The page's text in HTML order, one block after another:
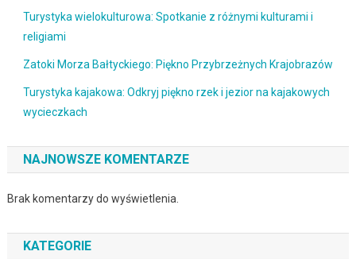
Turystyka wielokulturowa: Spotkanie z różnymi kulturami i
religiami
Zatoki Morza Bałtyckiego: Piękno Przybrzeżnych Krajobrazów
Turystyka kajakowa: Odkryj piękno rzek i jezior na kajakowych
wycieczkach
NAJNOWSZE KOMENTARZE
Brak komentarzy do wyświetlenia.
KATEGORIE